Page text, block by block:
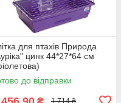
для птахів Природа
цинк 44*27*64 см
до відправки